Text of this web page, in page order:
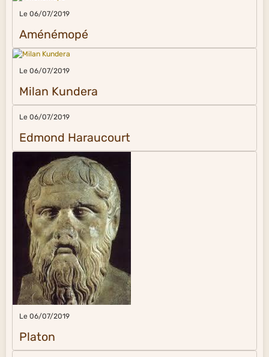
Le 06/07/2019
Aménémopé
Le 06/07/2019
Milan Kundera
Le 06/07/2019
Edmond Haraucourt
Le 06/07/2019
Platon